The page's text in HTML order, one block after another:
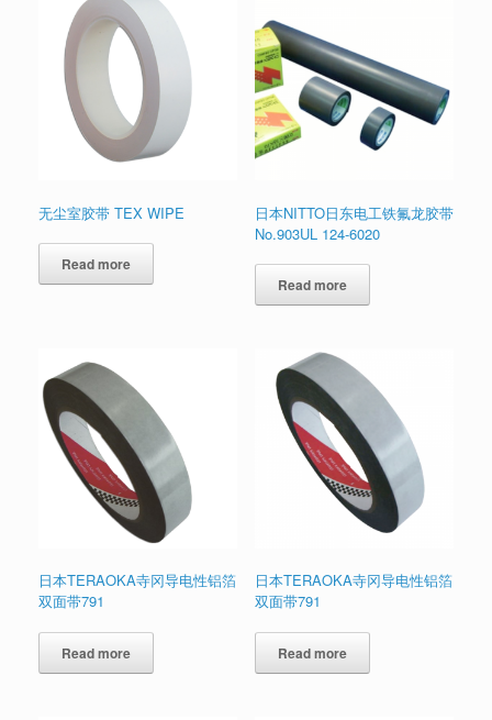
无尘室胶带 TEX WIPE
Read more
日本NITTO日东电工铁氟龙胶带
No.903UL 124-6020
Read more
日本TERAOKA寺冈导电性铝箔
双面带791
Read more
日本TERAOKA寺冈导电性铝箔
双面带791
Read more